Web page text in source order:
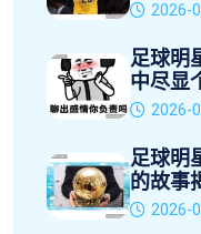
2026-
足球明
中尽显
2026-
足球明
的故事
2026-